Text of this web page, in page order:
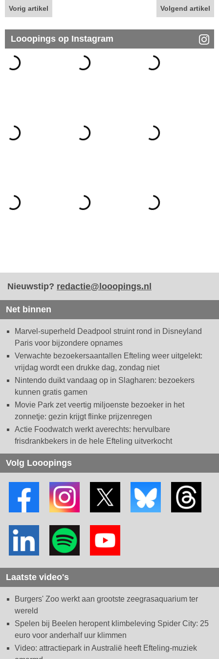
Vorig artikel Volgend artikel
Looopings op Instagram
Nieuwstip? redactie@looopings.nl
Net binnen
Marvel-superheld Deadpool struint rond in Disneyland
Paris voor bijzondere opnames
Verwachte bezoekersaantallen Efteling weer uitgelekt:
vrijdag wordt een drukke dag, zondag niet
Nintendo duikt vandaag op in Slagharen: bezoekers
kunnen gratis gamen
Movie Park zet veertig miljoenste bezoeker in het
zonnetje: gezin krijgt flinke prijzenregen
Actie Foodwatch werkt averechts: hervulbare
frisdrankbekers in de hele Efteling uitverkocht
Volg Looopings
Laatste video's
Burgers' Zoo werkt aan grootste zeegrasaquarium ter
wereld
Spelen bij Beelen heropent klimbeleving Spider City: 25
euro voor anderhalf uur klimmen
Video: attractiepark in Australië heeft Efteling-muziek